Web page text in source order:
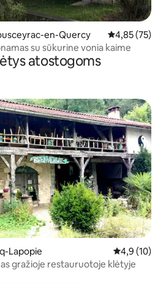
en-Quercy Vidutinis
4,85 (75)
su sūkurine vonia kaime
atostogoms
Lapopie Vidutinis
4,9 (10)
gražioje restauruotoje klėtyje